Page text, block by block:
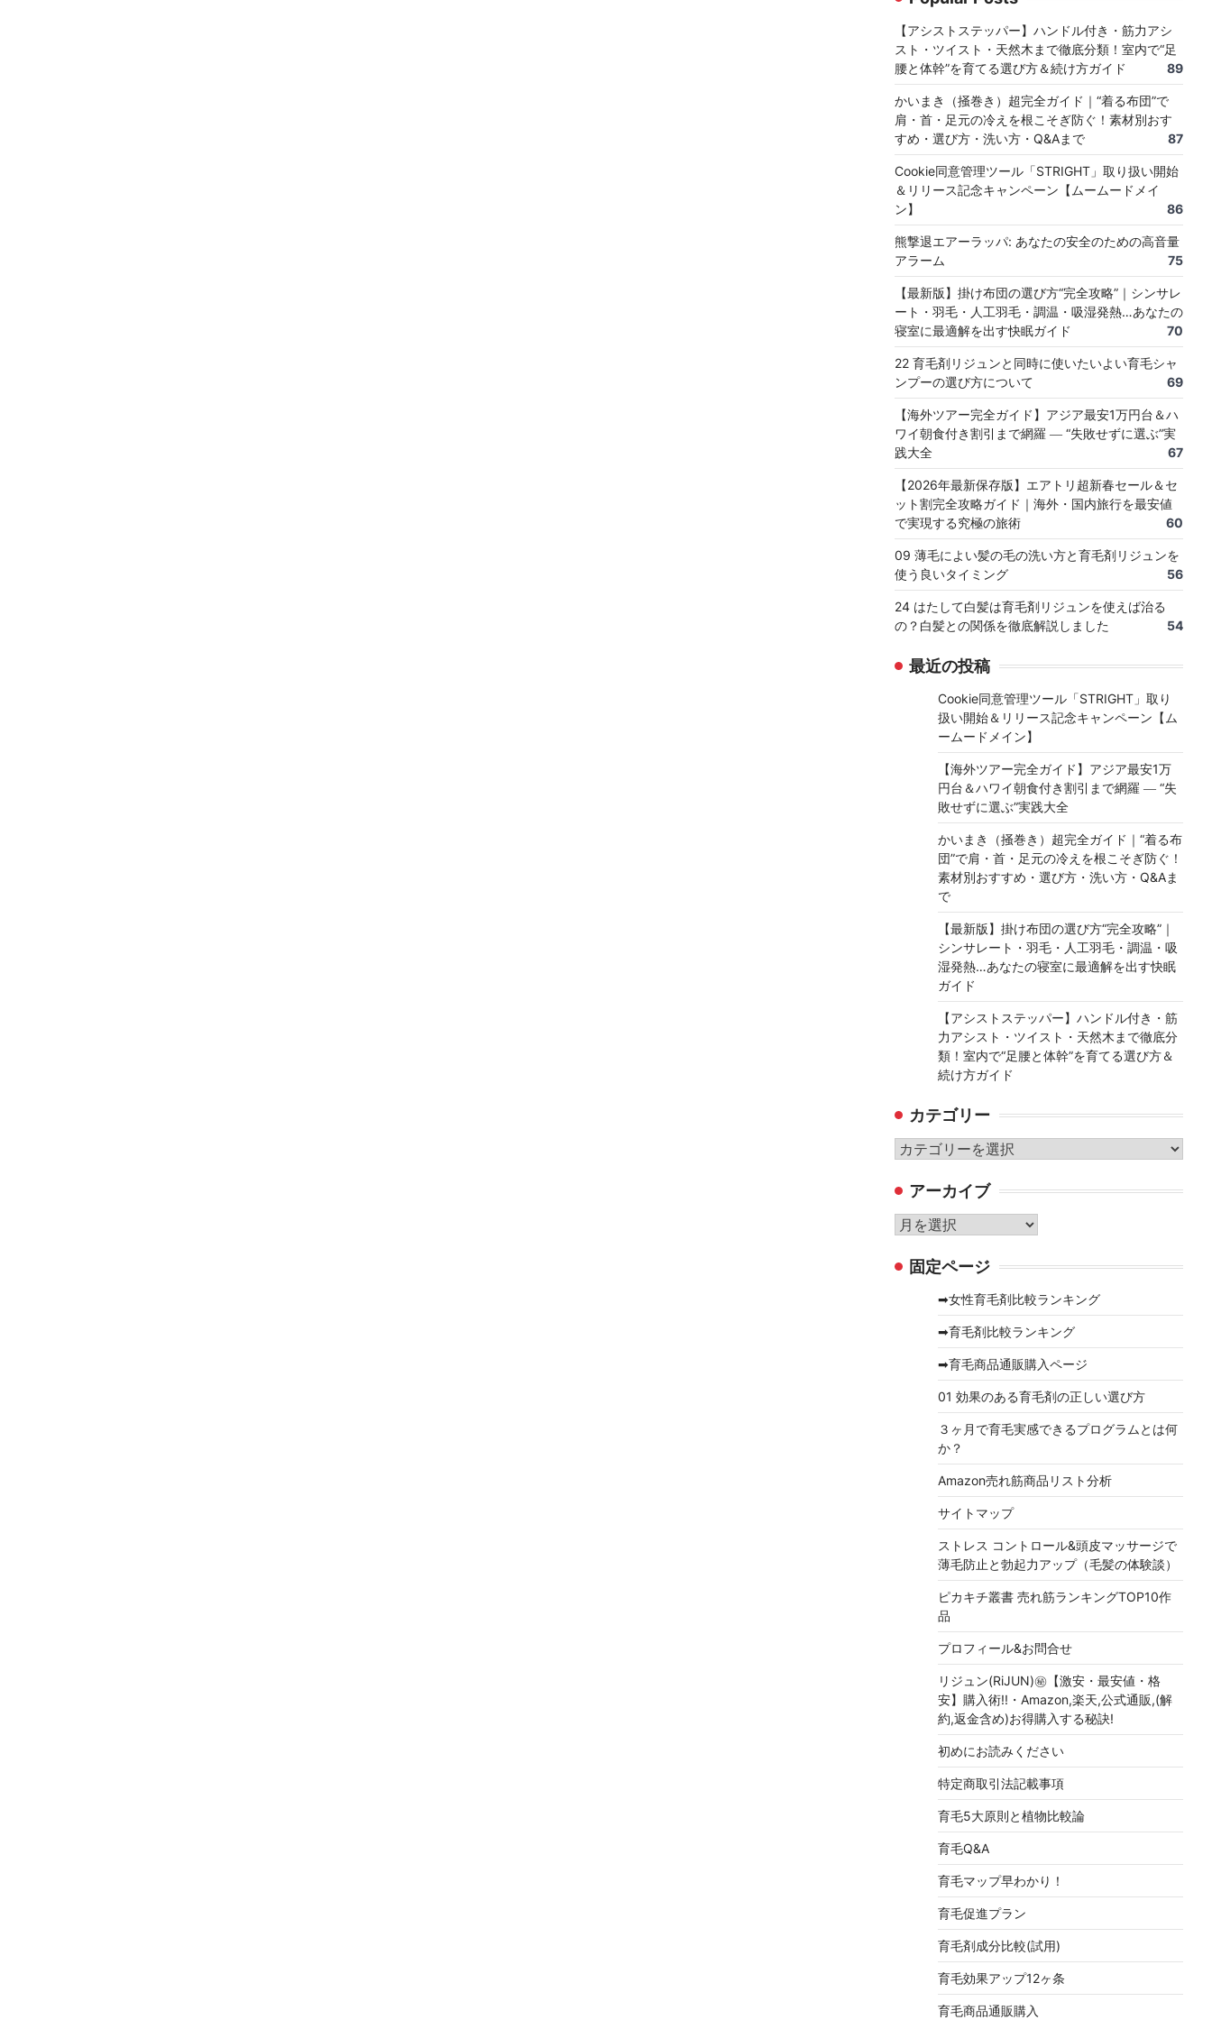
【アシストステッパー】ハンドル付き・筋力アシ
スト・ツイスト・天然木まで徹底分類！室内で“足
腰と体幹”を育てる選び方＆続け方ガイド
89
かいまき（掻巻き）超完全ガイド｜“着る布団”で
肩・首・足元の冷えを根こそぎ防ぐ！素材別おす
すめ・選び方・洗い方・Q&Aまで
87
Cookie同意管理ツール「STRIGHT」取り扱い開始
＆リリース記念キャンペーン【ムームードメイ
ン】
86
熊撃退エアーラッパ: あなたの安全のための高音量
アラーム
75
【最新版】掛け布団の選び方“完全攻略”｜シンサレ
ート・羽毛・人工羽毛・調温・吸湿発熱…あなたの
寝室に最適解を出す快眠ガイド
70
22 育毛剤リジュンと同時に使いたいよい育毛シャ
ンプーの選び方について
69
【海外ツアー完全ガイド】アジア最安1万円台＆ハ
ワイ朝食付き割引まで網羅 ― “失敗せずに選ぶ”実
践大全
67
【2026年最新保存版】エアトリ超新春セール＆セ
ット割完全攻略ガイド｜海外・国内旅行を最安値
で実現する究極の旅術
60
09 薄毛によい髪の毛の洗い方と育毛剤リジュンを
使う良いタイミング
56
24 はたして白髪は育毛剤リジュンを使えば治る
の？白髪との関係を徹底解説しました
54
最近の投稿
Cookie同意管理ツール「STRIGHT」取り
扱い開始＆リリース記念キャンペーン【ム
ームードメイン】
【海外ツアー完全ガイド】アジア最安1万
円台＆ハワイ朝食付き割引まで網羅 ― “失
敗せずに選ぶ”実践大全
かいまき（掻巻き）超完全ガイド｜“着る布
団”で肩・首・足元の冷えを根こそぎ防ぐ！
素材別おすすめ・選び方・洗い方・Q&Aま
で
【最新版】掛け布団の選び方“完全攻略”｜
シンサレート・羽毛・人工羽毛・調温・吸
湿発熱…あなたの寝室に最適解を出す快眠
ガイド
【アシストステッパー】ハンドル付き・筋
力アシスト・ツイスト・天然木まで徹底分
類！室内で“足腰と体幹”を育てる選び方＆
続け方ガイド
カテゴリー
カ
ゴ
リ
ー
アーカイブ
ア
カ 固定ページ
➡女性育毛剤比較ランキング
➡育毛剤比較ランキング
➡育毛商品通販購入ページ
01 効果のある育毛剤の正しい選び方
３ヶ月で育毛実感できるプログラムとは何
か？
Amazon売れ筋商品リスト分析
サイトマップ
ストレス コントロール&頭皮マッサージで
薄毛防止と勃起力アップ（毛髪の体験談）
ピカキチ叢書 売れ筋ランキングTOP10作
品
プロフィール&お問合せ
リジュン(RiJUN)㊙【激安・最安値・格
安】購入術!!・Amazon,楽天,公式通販,(解
約,返金含め)お得購入する秘訣!
初めにお読みください
特定商取引法記載事項
育毛5大原則と植物比較論
育毛Q&A
育毛マップ早わかり！
育毛促進プラン
育毛剤成分比較(試用)
育毛効果アップ12ヶ条
育毛商品通販購入